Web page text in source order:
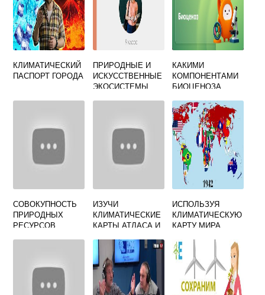
КЛИМАТИЧЕСКИЙ
ПАСПОРТ ГОРОДА
ПРИРОДНЫЕ И
ИСКУССТВЕННЫЕ
ЭКОСИСТЕМЫ
КАКИМИ
КОМПОНЕНТАМИ
БИОЦЕНОЗА
АВТОТРОФНЫЕ
РАСТЕНИЯ
СОВОКУПНОСТЬ
ПРИРОДНЫХ
РЕСУРСОВ
ИСПОЛЬЗОВАНЫ
В ХОЗ
ДЕЯТЕЛЬНОСТИ
ИЗУЧИ
КЛИМАТИЧЕСКИЕ
КАРТЫ АТЛАСА И
ПРЕДЛОЖЕНИЯ О
МЕСТАХ
РАСПРОСТРАНЕН
ИЯ ПОСТОЯННЫХ
ВЕТРОВ
ИСПОЛЬЗУЯ
КЛИМАТИЧЕСКУЮ
КАРТУ МИРА
СРАВНИТЕЛЬНУЮ
ХАРАКТЕРИСТИКУ
ГЛАВНЫХ